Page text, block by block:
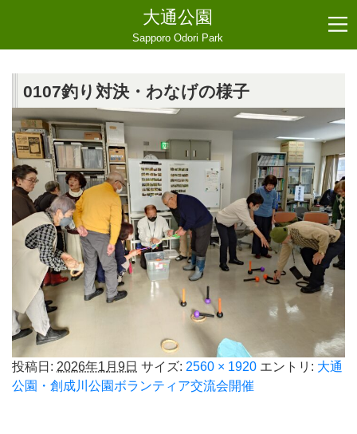
大通公園
Sapporo Odori Park
0107釣り対決・わなげの様子
投稿日: 2026年1月9日 サイズ: 2560 × 1920 エントリ: 大通
公園・創成川公園ボランティア交流会開催